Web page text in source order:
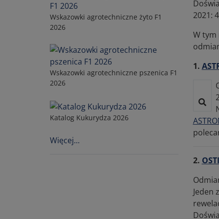
Wskazowki agrotechniczne żyto F1
2026
Wskazowki agrotechniczne pszenica F1
2026
Katalog Kukurydza 2026
Więcej...
2021:
W tym
1.
2.
Jeden